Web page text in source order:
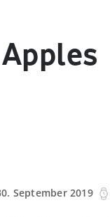
September 2019